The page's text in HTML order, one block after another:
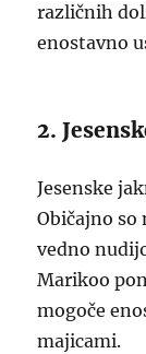
različnih
enostavno
2.
Jesenske
Običajno so
vedno
Marikoo
mogoče
majicami.